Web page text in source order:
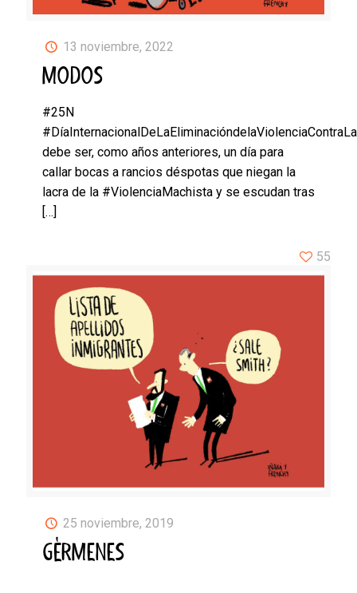
13 noviembre, 2022
MODOS
#25N
debe ser, como años anteriores, un día para
callar bocas a rancios déspotas que niegan la
lacra de la #ViolenciaMachista y se escudan tras
[…]
25 noviembre, 2019
GÉRMENES
55